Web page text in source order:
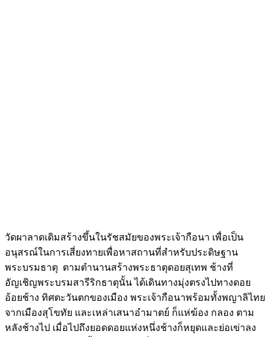
วัดผาลาดเดิมสร้างขึ้นในรัชสมัยของพระเจ้ากือนา เพื่อเป็น
อนุสรณ์ในการเสี่ยงทายเพื่อหาสถานที่สำหรับประดิษฐาน
พระบรมธาตุ ตามตำนานสร้างพระธาตุดอยสุเทพ ช้างที่
อัญเชิญพระบรมสารีริกธาตุนั้น ได้เดินทางมุ่งตรงไปทางดอย
อ้อยช้าง ทิศตะวันตกของเมือง พระเจ้ากือนาพร้อมทั้งพญาลิไทย
จากเมืองสุโขทัย และเหล่าเสนาอำมาตย์ ก็แห่ฆ้อง กลอง ตาม
หลังช้างไป เมื่อไปถึงยอดดอยแห่งหนึ่งช้างก็หยุดและย่อเข่าลง